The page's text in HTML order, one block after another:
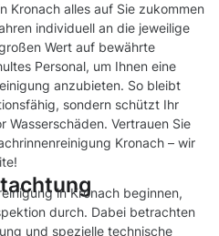
Kronach alles auf Sie zukommen
individuell an die jeweilige
Wert auf bewährte
Personal, um Ihnen eine
anzubieten. So bleibt
sondern schützt Ihr
Wasserschäden. Vertrauen Sie
Kronach – wir
in Kronach beginnen,
durch. Dabei betrachten
und spezielle technische